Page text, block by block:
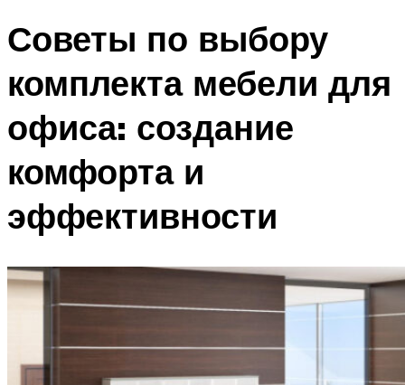
Советы по выбору
комплекта мебели для
офиса: создание
комфорта и
эффективности